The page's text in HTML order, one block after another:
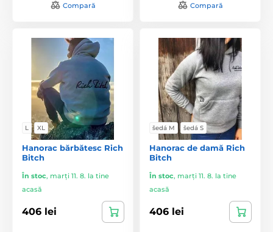
Compară Compară
L XL
Hanorac bărbătesc Rich
Bitch
În stoc, marți 11. 8. la tine
acasă
406 lei
šedá M šedá S
Hanorac de damă Rich
Bitch
În stoc, marți 11. 8. la tine
acasă
406 lei